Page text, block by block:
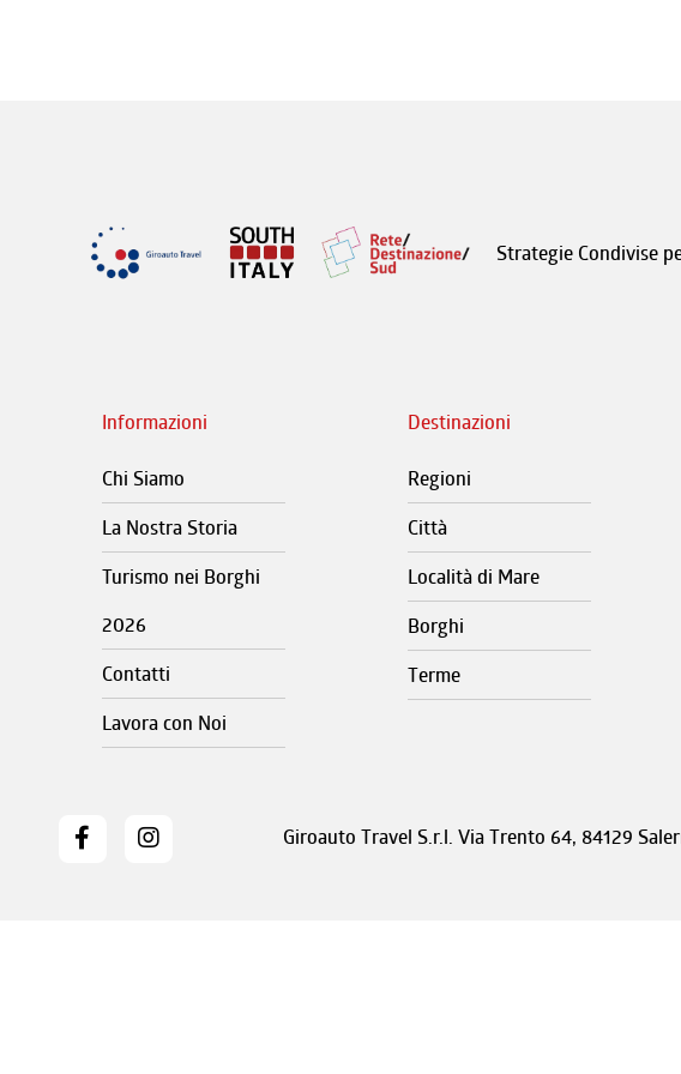
Strategie Condivise
Informazioni
Chi Siamo
La Nostra Storia
Turismo nei Borghi
2026
Contatti
Lavora con Noi
Destinazioni
Regioni
Città
Località di Mare
Borghi
Terme
Giroauto Travel S.r.l. Via Trento 64, 84129